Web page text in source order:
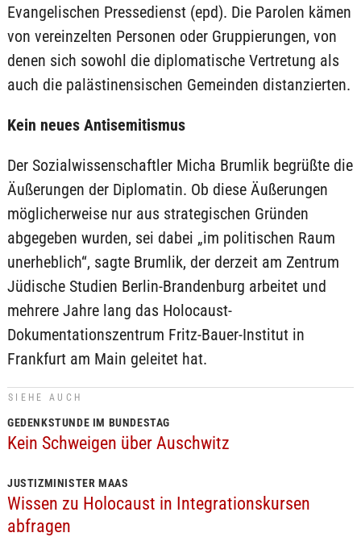
Evangelischen Pressedienst (epd). Die Parolen kämen
von vereinzelten Personen oder Gruppierungen, von
denen sich sowohl die diplomatische Vertretung als
auch die palästinensischen Gemeinden distanzierten.
Kein neues Antisemitismus
Der Sozialwissenschaftler Micha Brumlik begrüßte die
Äußerungen der Diplomatin. Ob diese Äußerungen
möglicherweise nur aus strategischen Gründen
abgegeben wurden, sei dabei „im politischen Raum
unerheblich“, sagte Brumlik, der derzeit am Zentrum
Jüdische Studien Berlin-Brandenburg arbeitet und
mehrere Jahre lang das Holocaust-
Dokumentationszentrum Fritz-Bauer-Institut in
Frankfurt am Main geleitet hat.
SIEHE AUCH
GEDENKSTUNDE IM BUNDESTAG
Kein Schweigen über Auschwitz
JUSTIZMINISTER MAAS
Wissen zu Holocaust in Integrationskursen
abfragen